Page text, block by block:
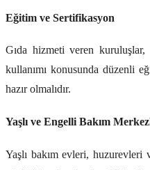
Eğitim ve Sertifikasyon
Gıda hizmeti veren
kullanımı konusunda düzenli
hazır olmalıdır.
Yaşlı ve Engelli Bakım
Yaşlı bakım evleri,